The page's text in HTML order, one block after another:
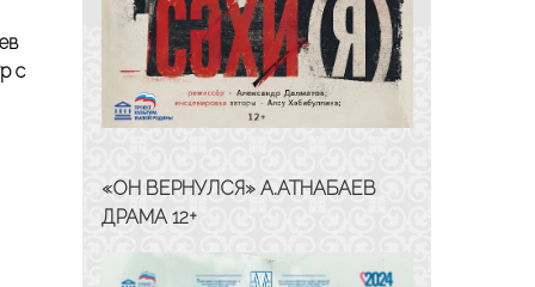
с
«ОН ВЕРНУЛСЯ» А.АТНАБАЕВ
ДРАМА 12+